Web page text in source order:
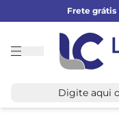
Frete grátis
Linha